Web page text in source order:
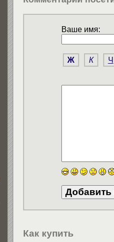
Ваше имя:
Ж К Ч
Как купить